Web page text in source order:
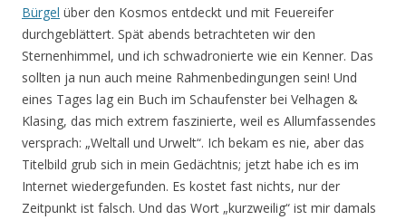
Bürgel über den Kosmos entdeckt und mit Feuereifer
durchgeblättert. Spät abends betrachteten wir den
Sternenhimmel, und ich schwadronierte wie ein Kenner. Das
sollten ja nun auch meine Rahmenbedingungen sein! Und
eines Tages lag ein Buch im Schaufenster bei Velhagen &
Klasing, das mich extrem faszinierte, weil es Allumfassendes
versprach: „Weltall und Urwelt“. Ich bekam es nie, aber das
Titelbild grub sich in mein Gedächtnis; jetzt habe ich es im
Internet wiedergefunden. Es kostet fast nichts, nur der
Zeitpunkt ist falsch. Und das Wort „kurzweilig“ ist mir damals